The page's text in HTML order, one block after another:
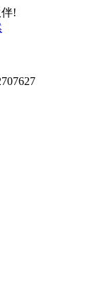
!